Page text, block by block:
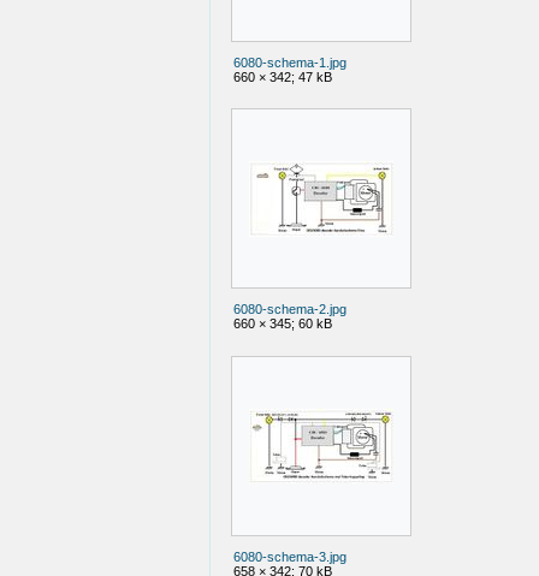
6080-schema-1.jpg
660 × 342; 47 kB
6080-schema-2.jpg
660 × 345; 60 kB
6080-schema-3.jpg
658 × 342; 70 kB